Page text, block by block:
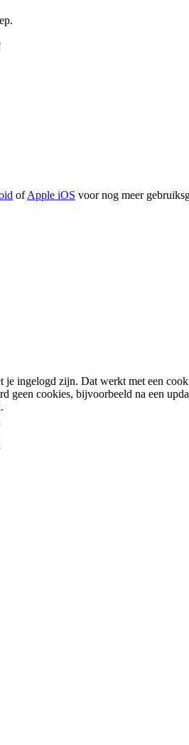
ofApple iOS voor nog meer
je ingelogd zijn. Dat werkt met een
geen cookies, bijvoorbeeld na een